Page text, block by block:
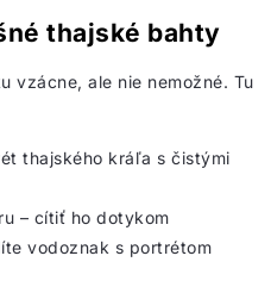
thajské bahty
vzácne, ale nie nemožné. Tu
thajského kráľa s čistými
– cítiť ho dotykom
vodoznak s portrétom